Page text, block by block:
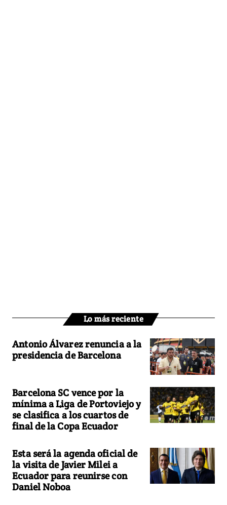
Lo más reciente
Antonio Álvarez renuncia a la
presidencia de Barcelona
Barcelona SC vence por la
mínima a Liga de Portoviejo y
se clasifica a los cuartos de
final de la Copa Ecuador
Esta será la agenda oficial de
la visita de Javier Milei a
Ecuador para reunirse con
Daniel Noboa